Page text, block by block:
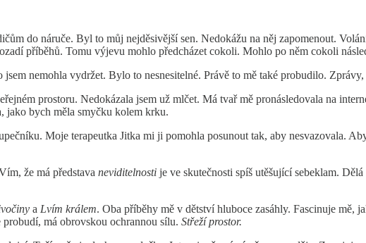
do náruče. Byl to můj nejděsivější sen. Nedokážu na něj zapomenout.
příběhů. Tomu výjevu mohlo předcházet cokoli. Mohlo po něm cokoli
jsem nemohla vydržet. Bylo to nesnesitelné. Právě to mě také probudilo.
prostoru. Nedokázala jsem už mlčet. Má tvař mě pronásledovala na
jako bych měla smyčku kolem krku.
Moje terapeutka Jitka mi ji pomohla posunout tak, aby nesvazovala.
že má představa neviditelnosti je ve skutečnosti spíš utěšující sebeklam.
a Lvím králem. Oba příběhy mě v dětství hluboce zasáhly. Fascinuje mě,
má obrovskou ochrannou sílu. Střeží prostor.